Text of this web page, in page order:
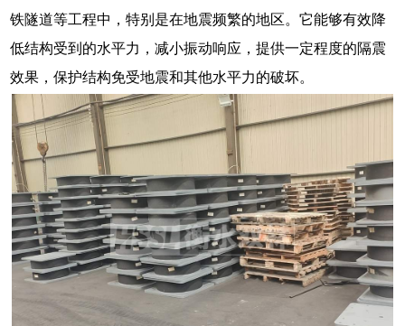
铁隧道等工程中，特别是在地震频繁的地区。它能够有效降
低结构受到的水平力，减小振动响应，提供一定程度的隔震
效果，保护结构免受地震和其他水平力的破坏。